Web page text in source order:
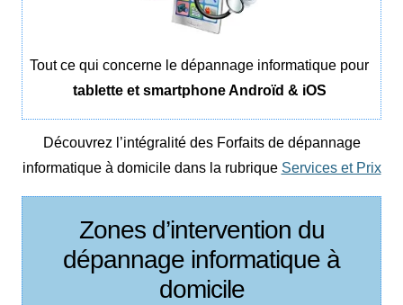
Tout ce qui concerne le dépannage informatique pour
tablette et smartphone Androïd & iOS
Découvrez l’intégralité des Forfaits de dépannage
informatique à domicile dans la rubrique Services et Prix
Zones d’intervention du
dépannage informatique à
domicile